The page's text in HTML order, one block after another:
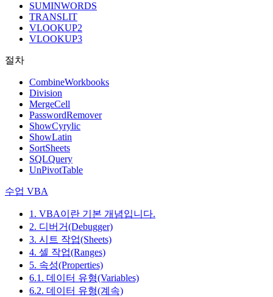
SUMINWORDS
TRANSLIT
VLOOKUP2
VLOOKUP3
절차
CombineWorkbooks
Division
MergeCell
PasswordRemover
ShowCyrylic
ShowLatin
SortSheets
SQLQuery
UnPivotTable
수업 VBA
1. VBA이란 기본 개념입니다.
2. 디버거(Debugger)
3. 시트 작업(Sheets)
4. 셀 작업(Ranges)
5. 속성(Properties)
6.1. 데이터 유형(Variables)
6.2. 데이터 유형(계속)